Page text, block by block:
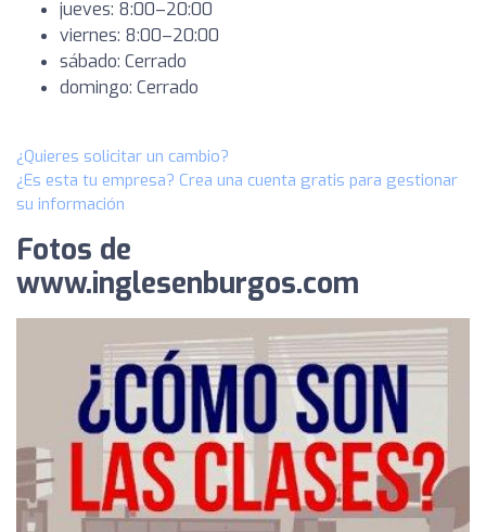
jueves: 8:00–20:00
viernes: 8:00–20:00
sábado: Cerrado
domingo: Cerrado
¿Quieres solicitar un cambio?
¿Es esta tu empresa? Crea una cuenta gratis para gestionar
su información
Fotos de
www.inglesenburgos.com